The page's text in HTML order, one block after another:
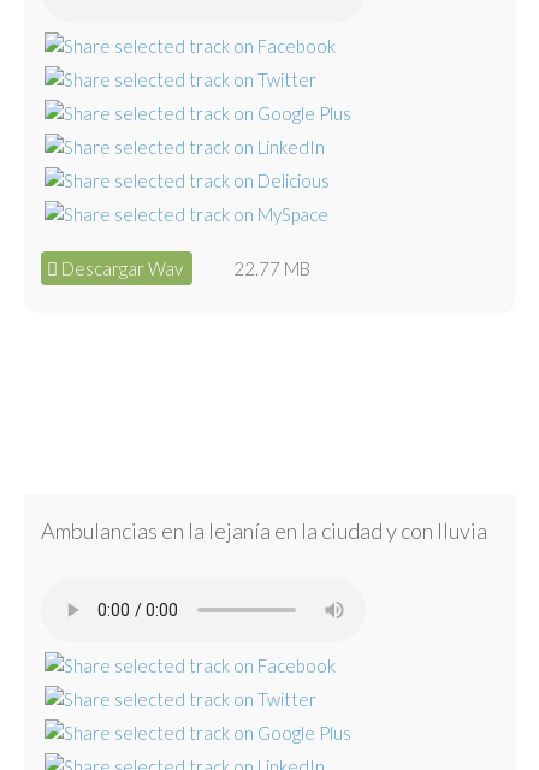
Descargar Wav 22.77 MB
Ambulancias en la lejanía en la ciudad y con lluvia